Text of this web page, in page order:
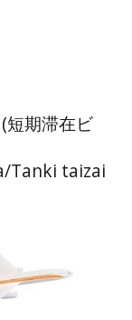
期滞在ビ
Tanki taizai